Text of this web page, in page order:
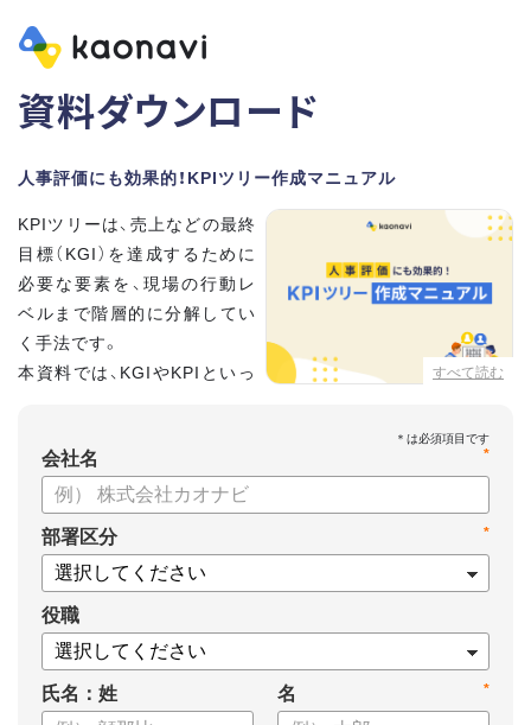
資料ダウンロード
人事評価にも効果的！KPIツリー作成マニュアル
すべて読む
KPIツリーは、売上などの最終
目標（KGI）を達成するために
必要な要素を、現場の行動レ
ベルまで階層的に分解してい
く手法です。
本資料では、KGIやKPIといっ
【資料の内容】
・KGI、KPIなどの用語をおさらい
・KPIツリーの作り方
・業種別のKPIツリー例
*
会社名
*
部署区分
役職
氏名：姓 *
名